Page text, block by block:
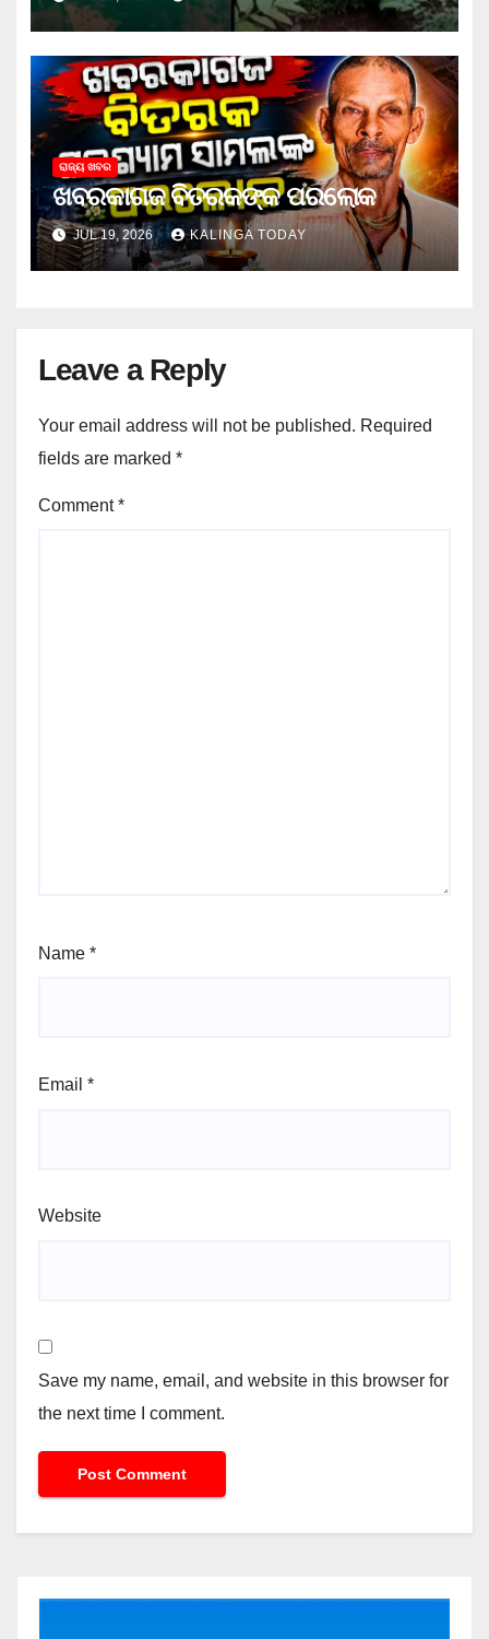
ରାଜ୍ୟ ଖବର
ଖବରକାଗଜ ବିତରକଙ୍କ ପରଲୋକ
JUL 19, 2026 KALINGA TODAY
Leave a Reply
Your email address will not be published. Required
fields are marked *
Comment*
Name *
Email *
Website
Save my name, email, and website in this browser for
the next time I comment.